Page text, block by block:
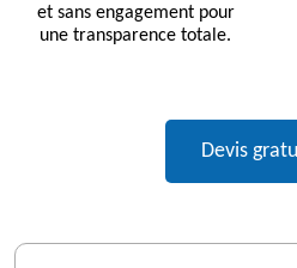
et sans engagement pour
une transparence totale.
Devis